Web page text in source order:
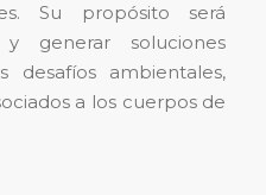
Su propósito será
generar soluciones
desafíos ambientales,
a los cuerpos de